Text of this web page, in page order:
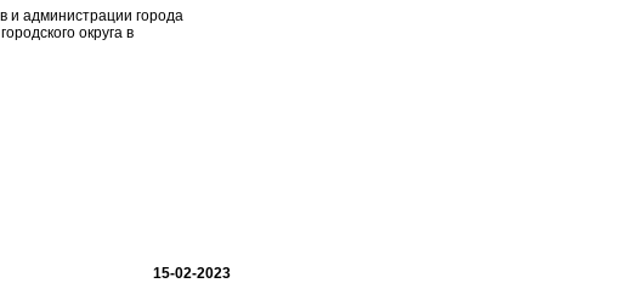
и администрации города
округа в
15-02-2023